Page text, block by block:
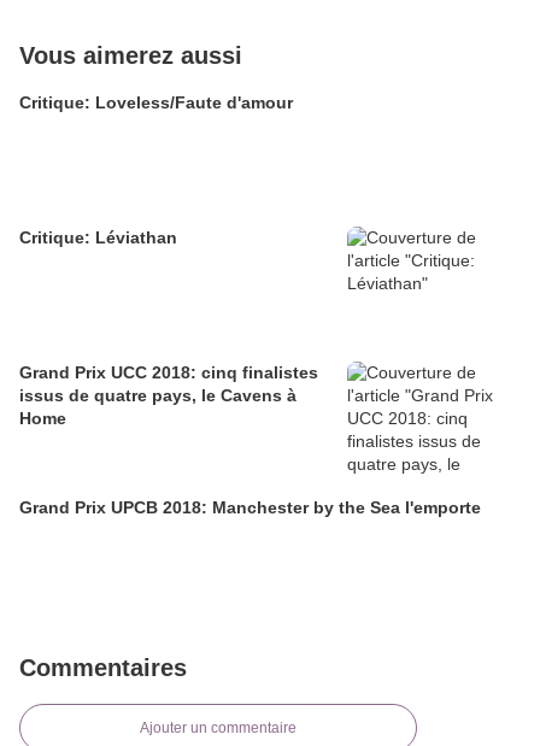
Vous aimerez aussi
Critique: Loveless/Faute d'amour
Critique: Léviathan
Grand Prix UCC 2018: cinq finalistes
issus de quatre pays, le Cavens à
Home
Grand Prix UPCB 2018: Manchester by the Sea l'emporte
Commentaires
Ajouter un commentaire